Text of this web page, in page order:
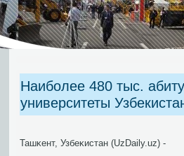
Наиболее 480 тыс.
университеты
Ташκент, Узбеκистан (UzDaily.uz) -